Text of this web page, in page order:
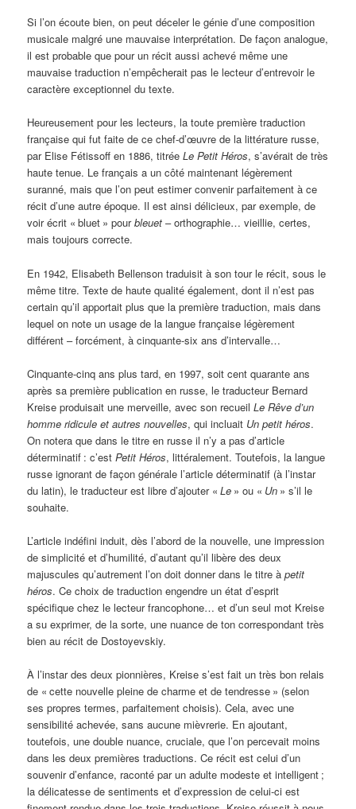
Si l’on écoute bien, on peut déceler le génie d’une composition
musicale malgré une mauvaise interprétation. De façon analogue,
il est probable que pour un récit aussi achevé même une
mauvaise traduction n’empêcherait pas le lecteur d’entrevoir le
caractère exceptionnel du texte.
Heureusement pour les lecteurs, la toute première traduction
française qui fut faite de ce chef-d’œuvre de la littérature russe,
par Elise Fétissoff en 1886, titréeLe Petit Héros, s’avérait de très
haute tenue. Le français a un côté maintenant légèrement
suranné, mais que l’on peut estimer convenir parfaitement à ce
récit d’une autre époque. Il est ainsi délicieux, par exemple, de
voir écrit « bluet » pourbleuet – orthographie… vieillie, certes,
mais toujours correcte.
En 1942, Elisabeth Bellenson traduisit à son tour le récit, sous le
même titre. Texte de haute qualité également, dont il n’est pas
certain qu’il apportait plus que la première traduction, mais dans
lequel on note un usage de la langue française légèrement
différent – forcément, à cinquante-six ans d’intervalle…
Cinquante-cinq ans plus tard, en 1997, soit cent quarante ans
après sa première publication en russe, le traducteur Bernard
Kreise produisait une merveille, avec son recueilLe Rêve d’un
homme ridicule et autres nouvelles, qui incluait Un petit héros.
On notera que dans le titre en russe il n’y a pas d’article
déterminatif : c’estPetit Héros, littéralement. Toutefois, la langue
russe ignorant de façon générale l’article déterminatif (à l’instar
du latin), le traducteur est libre d’ajouter « Le » ou « Un » s’il le
souhaite.
L’article indéfini induit, dès l’abord de la nouvelle, une impression
de simplicité et d’humilité, d’autant qu’il libère des deux
majuscules qu’autrement l’on doit donner dans le titre àpetit
héros. Ce choix de traduction engendre un état d’esprit
spécifique chez le lecteur francophone… et d’un seul mot Kreise
a su exprimer, de la sorte, une nuance de ton correspondant très
bien au récit de Dostoyevskiy.
À l’instar des deux pionnières, Kreise s’est fait un très bon relais
de « cette nouvelle pleine de charme et de tendresse » (selon
ses propres termes, parfaitement choisis). Cela, avec une
sensibilité achevée, sans aucune mièvrerie. En ajoutant,
toutefois, une double nuance, cruciale, que l’on percevait moins
dans les deux premières traductions. Ce récit est celui d’un
souvenir d’enfance, raconté par un adulte modeste et intelligent ;
la délicatesse de sentiments et d’expression de celui-ci est